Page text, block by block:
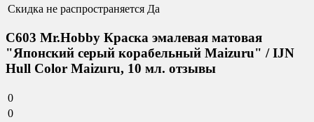
Скидка не распространяется Да
C603 Mr.Hobby Краска эмалевая матовая
"Японский серый корабельный Maizuru" / IJN
Hull Color Maizuru, 10 мл. отзывы
0
0